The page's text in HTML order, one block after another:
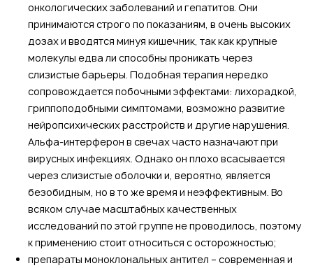
онкологических заболеваний и гепатитов. Они
принимаются строго по показаниям, в очень высоких
дозах и вводятся минуя кишечник, так как крупные
молекулы едва ли способны проникать через
слизистые барьеры. Подобная терапия нередко
сопровождается побочными эффектами: лихорадкой,
гриппоподобными симптомами, возможно развитие
нейропсихических расстройств и другие нарушения.
Альфа-интерферон в свечах часто назначают при
вирусных инфекциях. Однако он плохо всасывается
через слизистые оболочки и, вероятно, является
безобидным, но в то же время и неэффективным. Во
всяком случае масштабных качественных
исследований по этой группе не проводилось, поэтому
к применению стоит относиться с осторожностью;
препараты моноклональных антител – современная и